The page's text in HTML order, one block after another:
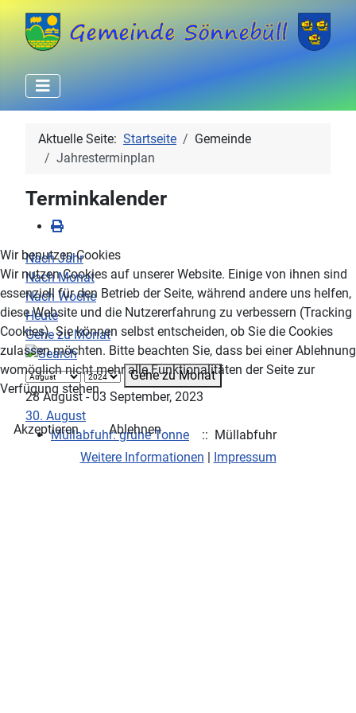
Aktuelle Seite: Startseite
Gemeinde
Jahresterminplan
Terminkalender
Nach Jahr
Nach Monat
Nach Woche
Heute
Gehe zu Monat
Gehe zu Monat
28 August - 03 September, 2023
30. August
Müllabfuhr: grüne Tonne
:: Müllabfuhr
Wir benutzen Cookies
Wir nutzen Cookies auf unserer Website. Einige von ihnen sind
essenziell für den Betrieb der Seite, während andere uns helfen,
diese Website und die Nutzererfahrung zu verbessern (Tracking
Cookies). Sie können selbst entscheiden, ob Sie die Cookies
zulassen möchten. Bitte beachten Sie, dass bei einer Ablehnung
womöglich nicht mehr alle Funktionalitäten der Seite zur
Verfügung stehen.
Akzeptieren
Ablehnen
Weitere Informationen | Impressum